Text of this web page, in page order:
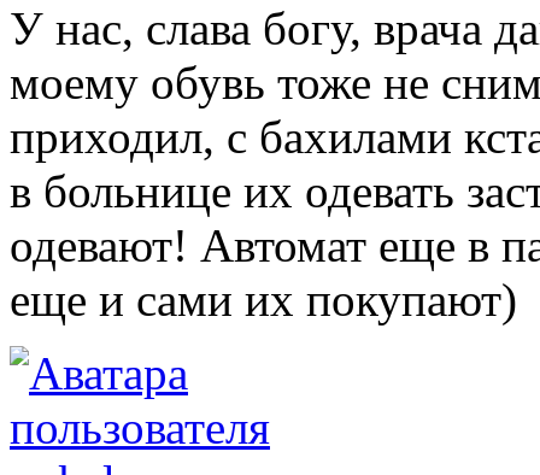
У нас, слава богу, врача
моему обувь тоже не
приходил, с бахилами
в больнице их одевать
одевают! Автомат еще в
еще и сами их покупают)